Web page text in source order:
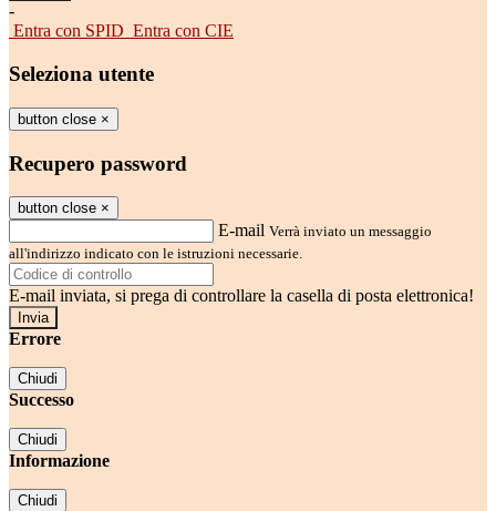
-
Entra con SPID Entra con CIE
Seleziona utente
button close ×
Recupero password
button close ×
E-mail Verrà inviato un messaggio
all'indirizzo indicato con le istruzioni necessarie.
E-mail inviata, si prega di controllare la casella di posta elettronica!
Errore
Chiudi
Successo
Chiudi
Informazione
Chiudi